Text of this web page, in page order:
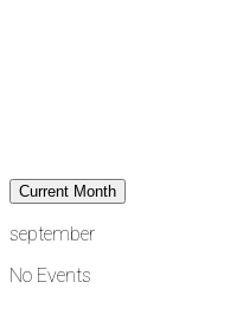
Current Month
september
No Events